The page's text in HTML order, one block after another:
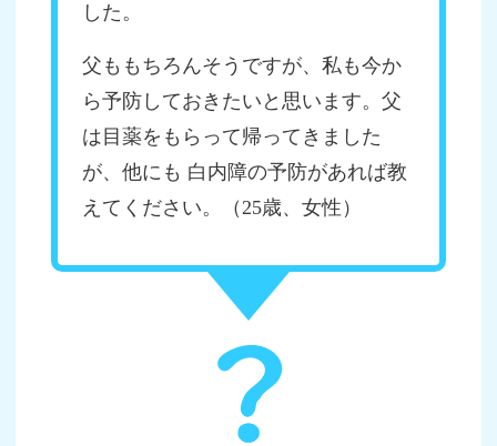
した。
父ももちろんそうですが、私も今か
ら予防しておきたいと思います。父
は目薬をもらって帰ってきました
が、他にも 白内障の予防があれば教
えてください。（25歳、女性）